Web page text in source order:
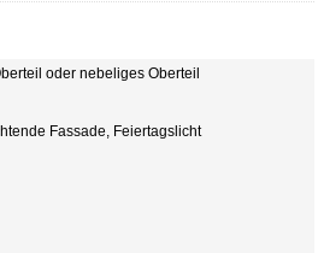
oder nebeliges Oberteil
Fassade, Feiertagslicht